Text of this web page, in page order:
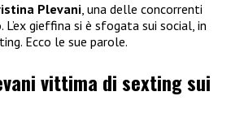
Plevani , una delle concorrenti
gieffina si è sfogata sui social, in
Ecco le sue parole.
vittima di sexting sui